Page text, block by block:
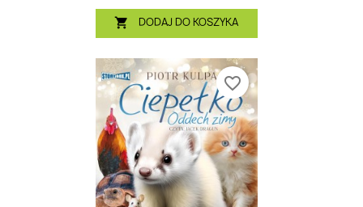
 DODAJ DO KOSZYKA
favorite_border